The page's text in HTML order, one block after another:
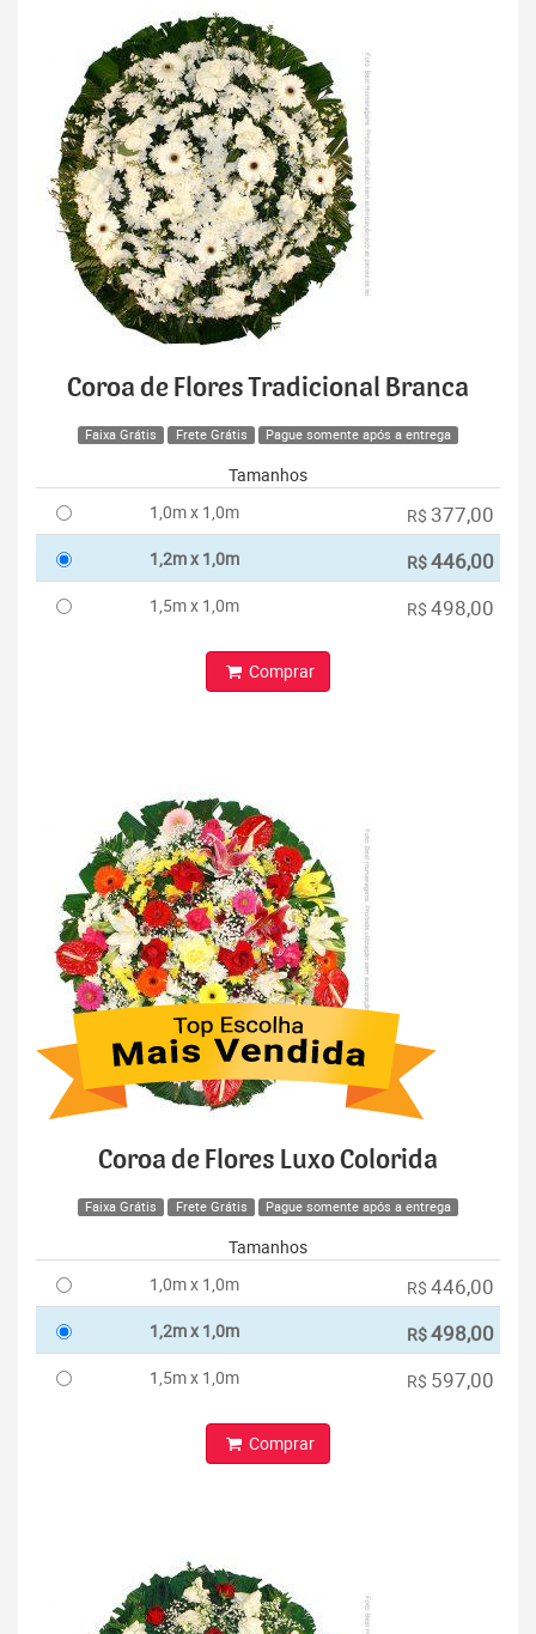
Coroa de Flores Tradicional Branca
Faixa Grátis Frete Grátis Pague somente após a entrega
Tamanhos
1,0m x 1,0m
R$ 377,00
1,2m x 1,0m R$446,00
1,5m x 1,0m R$ 498,00
Comprar
Coroa de Flores Luxo Colorida
Faixa Grátis Frete Grátis Pague somente após a entrega
Tamanhos
1,0m x 1,0m
R$ 446,00
1,2m x 1,0m R$498,00
1,5m x 1,0m R$ 597,00
Comprar